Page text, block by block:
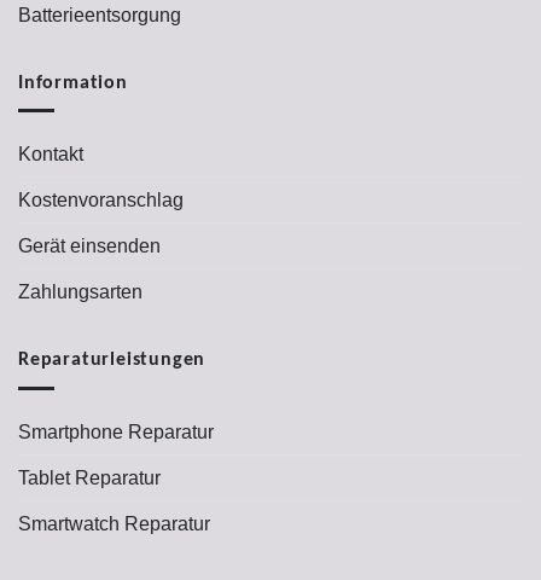
Batterieentsorgung
Information
Kontakt
Kostenvoranschlag
Gerät einsenden
Zahlungsarten
Reparaturleistungen
Smartphone Reparatur
Tablet Reparatur
Smartwatch Reparatur